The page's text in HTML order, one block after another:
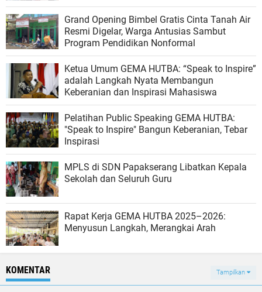
Grand Opening Bimbel Gratis Cinta Tanah Air
Resmi Digelar, Warga Antusias Sambut
Program Pendidikan Nonformal
Ketua Umum GEMA HUTBA: “Speak to Inspire”
adalah Langkah Nyata Membangun
Keberanian dan Inspirasi Mahasiswa
Pelatihan Public Speaking GEMA HUTBA:
"Speak to Inspire" Bangun Keberanian, Tebar
Inspirasi
MPLS di SDN Papakserang Libatkan Kepala
Sekolah dan Seluruh Guru
Rapat Kerja GEMA HUTBA 2025–2026:
Menyusun Langkah, Merangkai Arah
KOMENTAR Tampilkan